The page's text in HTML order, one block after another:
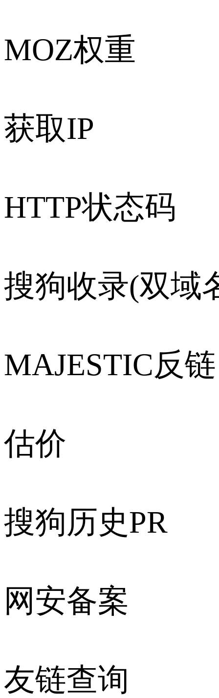
MOZ权重
获取IP
HTTP状态码
搜狗收录(双域
MAJESTIC反链
估价
搜狗历史PR
网安备案
友链查询